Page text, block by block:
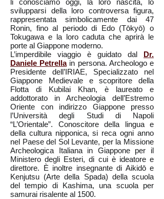
li conosciamo oggi, la loro nascita, lo
svilupparsi della loro controversa figura,
rappresentata simbolicamente dai 47
Ronin, fino al periodo di Edo (Tōkyō) o
Tokugawa e la loro caduta che aprirà le
porte al Giappone moderno.
L’imperdibile viaggio è guidato dal Dr.
Daniele Petrellain persona. Archeologo e
Presidente dell’IRIAE, Specializzato nel
Giappone Medievale e scopritore della
Flotta di Kubilai Khan, è laureato e
addottorato in Archeologia dell’Estremo
Oriente con indirizzo Giappone presso
l’Università degli Studi di Napoli
“L’Orientale”. Conoscitore della lingua e
della cultura nipponica, si reca ogni anno
nel Paese del Sol Levante, per la Missione
Archeologica Italiana in Giappone per il
Ministero degli Esteri, di cui è ideatore e
direttore. È inoltre insegnante di Aikidō e
Kenjutsu (Arte della Spada) della scuola
del tempio di Kashima, una scuola per
samurai risalente al 1500.